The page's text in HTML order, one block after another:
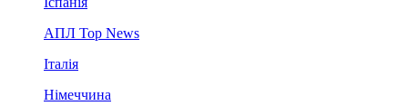
АПЛ Top News
Італія
Німеччина